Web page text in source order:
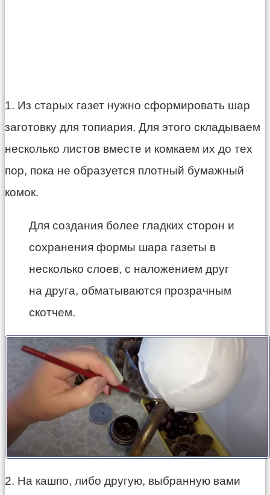
1. Из старых газет нужно сформировать шар
заготовку для топиария. Для этого складываем
несколько листов вместе и комкаем их до тех
пор, пока не образуется плотный бумажный
комок.
Для создания более гладких сторон и
сохранения формы шара газеты в
несколько слоев, с наложением друг
на друга, обматываются прозрачным
скотчем.
2. На кашпо, либо другую, выбранную вами